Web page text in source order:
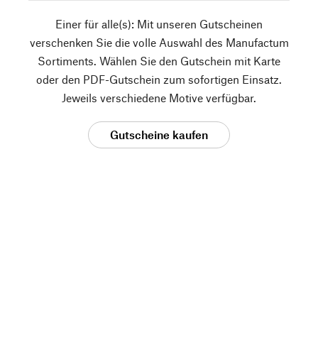
Einer für alle(s): Mit unseren Gutscheinen
verschenken Sie die volle Auswahl des Manufactum
Sortiments. Wählen Sie den Gutschein mit Karte
oder den PDF-Gutschein zum sofortigen Einsatz.
Jeweils verschiedene Motive verfügbar.
Gutscheine kaufen